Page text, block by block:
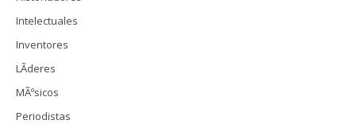
Intelectuales
Inventores
LÃ­deres
MÃºsicos
Periodistas